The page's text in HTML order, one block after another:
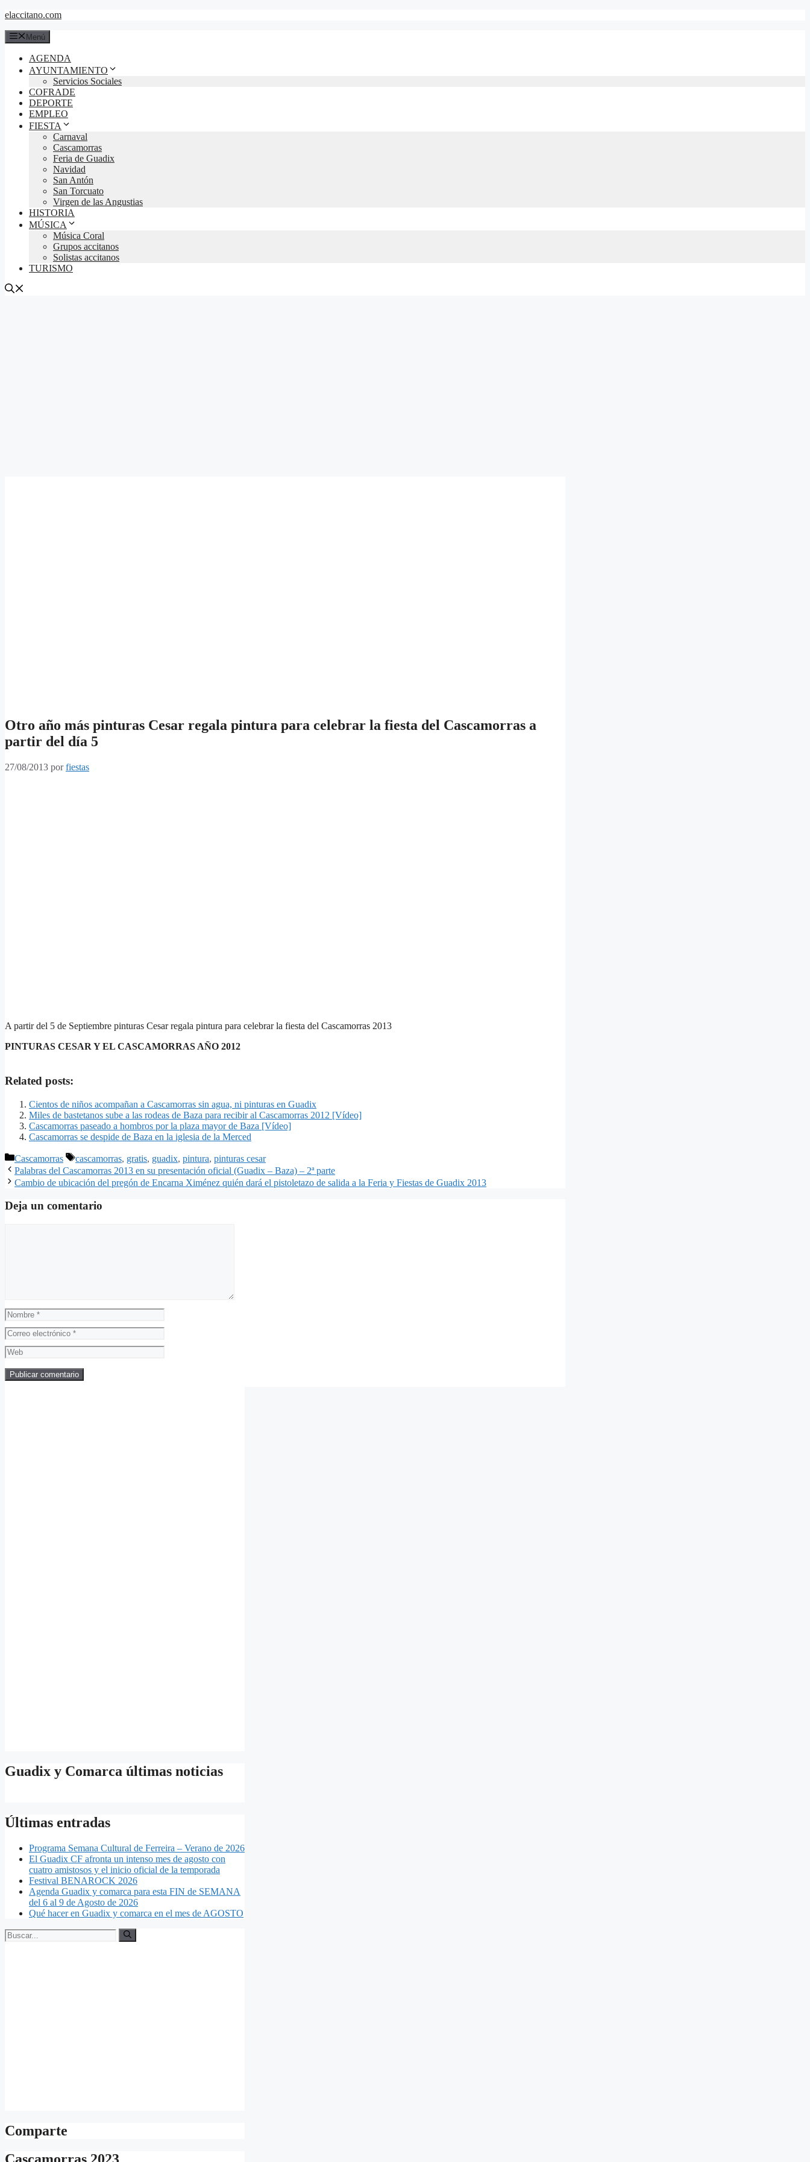
Saltar
contenido
elaccitano.com
Menú
AGENDA
AYUNTAMIENTO
Servicios Sociales
COFRADE
DEPORTE
EMPLEO
FIESTA
Carnaval
Cascamorras
Feria de Guadix
Navidad
San Antón
San Torcuato
Virgen de las Angustias
HISTORIA
MÚSICA
Música Coral
Grupos accitanos
Solistas accitanos
TURISMO
Otro año más pinturas Cesar regala pintura para celebrar la fiesta del Cascamorras a
partir del día 5
27/08/2013 porfiestas
A partir del 5 de Septiembre pinturas Cesar regala pintura para celebrar la fiesta del Cascamorras 2013
PINTURAS CESAR Y EL CASCAMORRAS AÑO 2012
Related posts:
Cientos de niños acompañan a Cascamorras sin agua, ni pinturas en Guadix
Miles de bastetanos sube a las rodeas de Baza para recibir al Cascamorras 2012 [Vídeo]
Cascamorras paseado a hombros por la plaza mayor de Baza [Vídeo]
Cascamorras se despide de Baza en la iglesia de la Merced
Categorías
Cascamorras Etiquetas
cascamorras, gratis, guadix, pintura, pinturas cesar
Palabras del Cascamorras 2013 en su presentación oficial (Guadix – Baza) – 2ª parte
Cambio de ubicación del pregón de Encarna Ximénez quién dará el pistoletazo de salida a la Feria y Fiestas de Guadix 2013
Deja un comentario
Nombre
Correo
electrónico
Web
Guadix y Comarca últimas noticias
Últimas entradas
Programa Semana Cultural de Ferreira – Verano de 2026
El Guadix CF afronta un intenso mes de agosto con
cuatro amistosos y el inicio oficial de la temporada
Festival BENAROCK 2026
Agenda Guadix y comarca para esta FIN de SEMANA
del 6 al 9 de Agosto de 2026
Qué hacer en Guadix y comarca en el mes de AGOSTO
Buscar:
Comparte
Cascamorras 2023